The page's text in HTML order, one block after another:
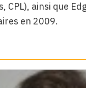
CPL), ainsi que
en 2009.